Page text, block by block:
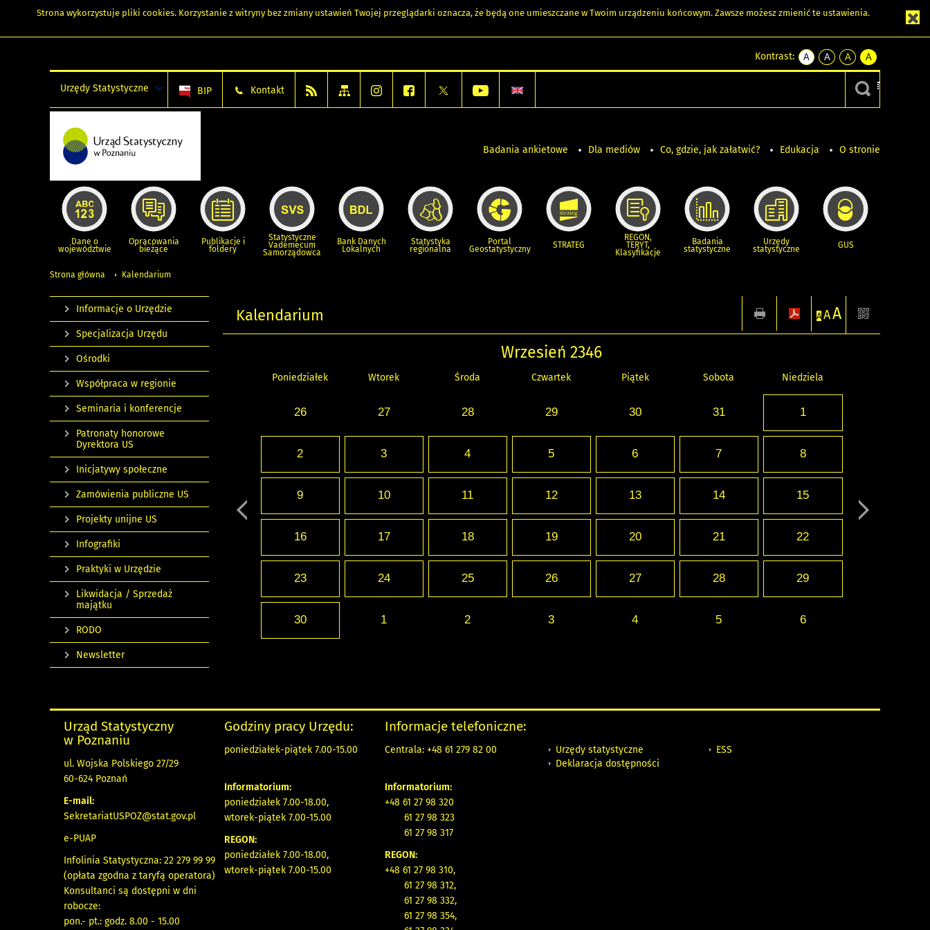
Strona wykorzystuje pliki cookies. Korzystanie z witryny bez zmiany ustawień Twojej przeglądarki oznacza, że będą one umieszczane w Twoim urządzeniu końcowym. Zawsze możesz zmienić te ustawienia.
Kontrast:
A
kontrast
A
kontrast
czarnym
A
kontrast
żółty
tekst
czarnym
A
kontrast
czarny
tekst
żółtym
Urzędy Statystyczne BIP Kontakt
Badania ankietowe Dla mediów Co, gdzie, jak załatwić? Edukacja O stronie
Dane o
województwie
Opracowania
bieżące
Publikacje i
foldery
Statystyczne
Vademecum
Samorządowca
Bank Danych
Lokalnych
Statystyka
regionalna
Portal
Geostatystyczny STRATEG
REGON,
TERYT,
Klasyfikacje
Badania
statystyczne
Urzędy
statystyczne GUS
Strona główna Kalendarium
Kalendarium A AA
Wrzesień 2346
Poniedziałek Wtorek Środa Czwartek Piątek Sobota Niedziela
26 27 28 29 30 31 1
2 3 4 5 6 7 8
9 10 11 12 13 14 15
16 17 18 19 20 21 22
23 24 25 26 27 28 29
30 1 2 3 4 5 6
Informacje o Urzędzie
Specjalizacja Urzędu
Ośrodki
Współpraca w regionie
Seminaria i konferencje
Patronaty honorowe
Dyrektora US
Inicjatywy społeczne
Zamówienia publiczne US
Projekty unijne US
Infografiki
Praktyki w Urzędzie
Likwidacja / Sprzedaż
majątku
RODO
Newsletter
Urząd Statystyczny
w Poznaniu
ul. Wojska Polskiego 27/29
60-624 Poznań
E-mail:
SekretariatUSPOZ@stat.gov.pl
e-PUAP
Infolinia Statystyczna: 22 279 99 99
(opłata zgodna z taryfą operatora)
Konsultanci są dostępni w dni
robocze:
pon.- pt.: godz. 8.00 - 15.00
Godziny pracy Urzędu:
poniedziałek-piątek 7.00-15.00
Informatorium:
poniedziałek 7.00-18.00,
wtorek-piątek 7.00-15.00
REGON:
poniedziałek 7.00-18.00,
wtorek-piątek 7.00-15.00
Informacje telefoniczne:
Centrala: +48 61 279 82 00
Informatorium:
+48 61 27 98 320
61 27 98 323
61 27 98 317
REGON:
+48 61 27 98 310,
61 27 98 312,
61 27 98 332,
61 27 98 354,
Urzędy statystyczne
Deklaracja dostępności
ESS